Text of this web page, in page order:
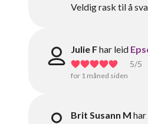
Veldig rask til å
Julie Fhar leid
5/5
for 1 måned siden
Brit Susann M